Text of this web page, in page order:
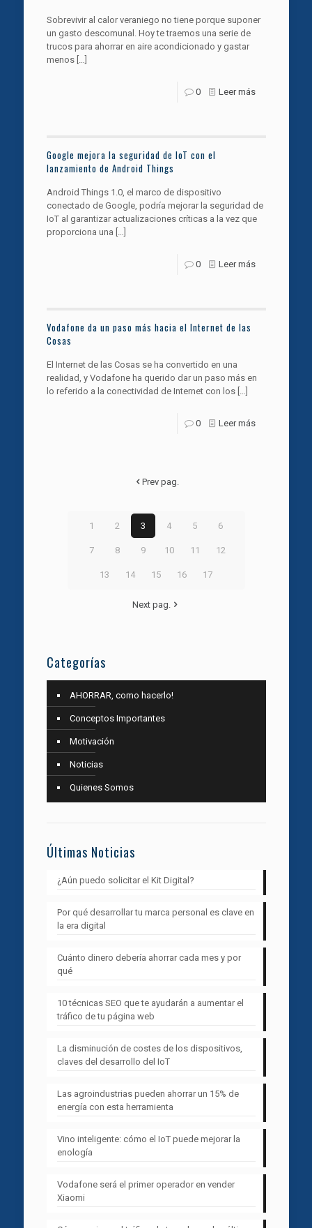
Sobrevivir al calor veraniego no tiene porque suponer
un gasto descomunal. Hoy te traemos una serie de
trucos para ahorrar en aire acondicionado y gastar
menos[…]
0 Leer más
Google mejora la seguridad de IoT con el
lanzamiento de Android Things
Android Things 1.0, el marco de dispositivo
conectado de Google, podría mejorar la seguridad de
IoT al garantizar actualizaciones críticas a la vez que
proporciona una […]
0 Leer más
Vodafone da un paso más hacia el Internet de las
Cosas
El Internet de las Cosas se ha convertido en una
realidad, y Vodafone ha querido dar un paso más en
lo referido a la conectividad de Internet con los[…]
0 Leer más
Prev pag.
1 2 3 4 5 6
7 8 9 10 11 12
13 14 15 16 17
Next pag.
Categorías
AHORRAR, como hacerlo!
Conceptos Importantes
Motivación
Noticias
Quienes Somos
Últimas Noticias
¿Aún puedo solicitar el Kit Digital?
Por qué desarrollar tu marca personal es clave en
la era digital
Cuánto dinero debería ahorrar cada mes y por
qué
10 técnicas SEO que te ayudarán a aumentar el
tráfico de tu página web
La disminución de costes de los dispositivos,
claves del desarrollo del IoT
Las agroindustrias pueden ahorrar un 15% de
energía con esta herramienta
Vino inteligente: cómo el IoT puede mejorar la
enología
Vodafone será el primer operador en vender
Xiaomi